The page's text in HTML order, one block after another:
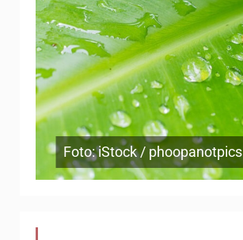
Foto: iStock / phoopanotpics